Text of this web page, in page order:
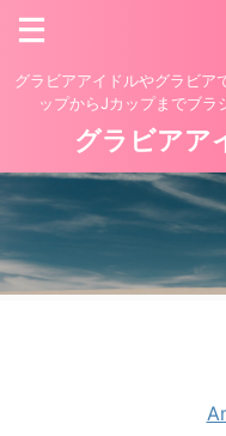
グラビアアイドルやグラビア
ップからJカップまでブラ
グラビアア